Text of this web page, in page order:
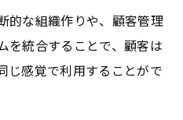
的な組織作りや、顧客管理
を統合することで、顧客は
じ感覚で利用することがで